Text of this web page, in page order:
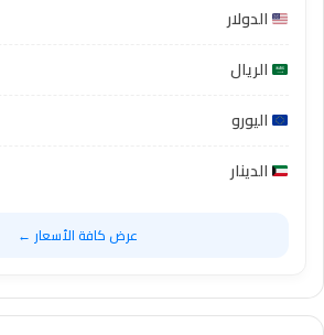
الدولار
الريال
اليورو
الدينار
عرض كافة الأسعار ←